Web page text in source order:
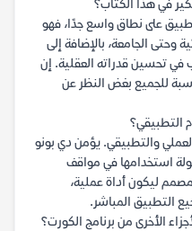
في هذا الكتاب؟
على نطاق واسع جدًا، فهو
وحتى الجامعة، بالإضافة إلى
تحسين قدراته العقلية. إن
للجميع بغض النظر عن
التطبيقي؟
والتطبيقي. يؤمن دي بونو
استخدامها في مواقف
ليكون أداة عملية،
التطبيق المباشر.
الأخرى من برنامج الكورت؟